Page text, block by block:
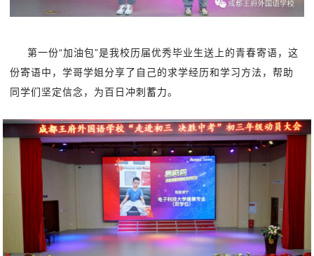
第一份“加油包”是我校历届优秀毕业生送上的青春寄语，这
份寄语中，学哥学姐分享了自己的求学经历和学习方法，帮助
同学们坚定信念，为百日冲刺蓄力。